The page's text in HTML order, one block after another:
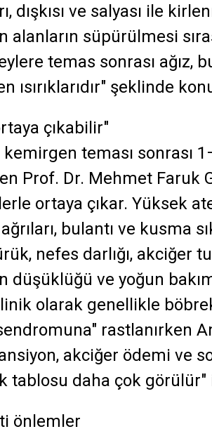
dışkısı ve salyası ile
alanların süpürülmesi
temas sonrası ağız,
ısırıklarıdır" şeklinde
çıkabilir"
teması sonrası
Prof. Dr. Mehmet Faruk
ortaya çıkar. Yüksek
bulantı ve kusma
nefes darlığı, akciğer
düşüklüğü ve yoğun
olarak genellikle
rastlanırken
akciğer ödemi ve
tablosu daha çok
önlemler